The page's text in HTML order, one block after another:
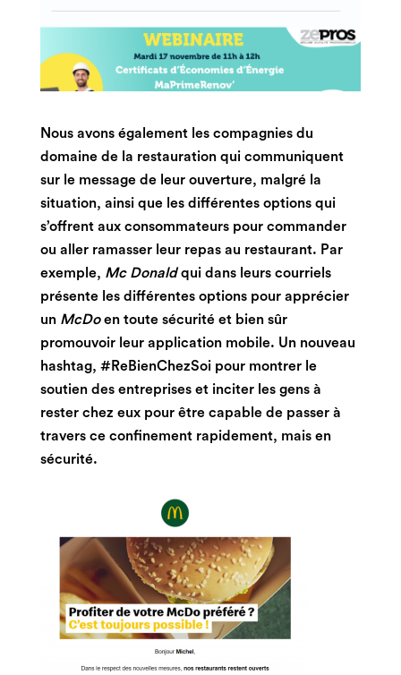
Nous avons également les compagnies du
domaine de la restauration qui communiquent
sur le message de leur ouverture, malgré la
situation, ainsi que les différentes options qui
s’offrent aux consommateurs pour commander
ou aller ramasser leur repas au restaurant. Par
exemple, Mc Donaldqui dans leurs courriels
présente les différentes options pour apprécier
un McDoen toute sécurité et bien sûr
promouvoir leur application mobile. Un nouveau
hashtag, #ReBienChezSoi pour montrer le
soutien des entreprises et inciter les gens à
rester chez eux pour être capable de passer à
travers ce confinement rapidement, mais en
sécurité.